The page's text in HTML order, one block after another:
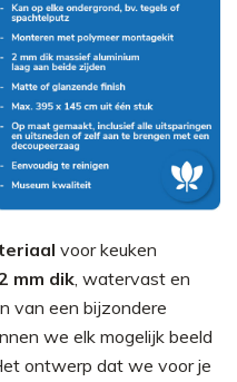
voor keuken
mm dik, watervast en
van een bijzondere
we elk mogelijk beeld
ontwerp dat we voor je